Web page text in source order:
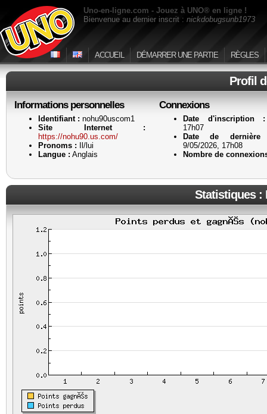
Uno-en-ligne.com - Jouez à UNO® en ligne !
Bienvenue au dernier inscrit : nickdobugsunb1973
ACCUEIL DÉMARRER UNE PARTIE RÈGLES
Profil
Informations personnelles
Identifiant : nohu90uscom1
Site Internet :
https://nohu90.us.com/
Pronoms : Il/lui
Langue : Anglais
Connexions
Date d'inscription :
17h07
Date de
9/05/2026, 17h08
Nombre de
Statistiques :